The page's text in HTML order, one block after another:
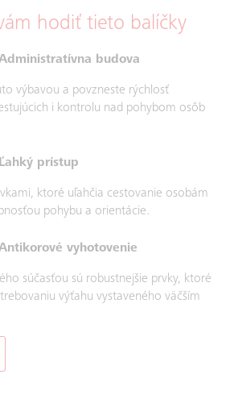
hodiť tieto balíčky
budova
výbavou a povzneste rýchlosť
i kontrolu nad pohybom osôb
prístup
ktoré uľahčia cestovanie osobám
pohybu a orientácie.
vyhotovenie
súčasťou sú robustnejšie prvky, ktoré
výťahu vystaveného väčším